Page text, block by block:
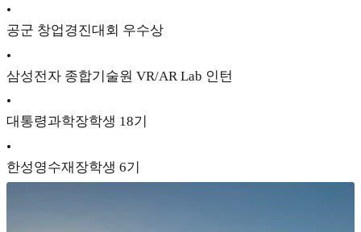
•
공군 창업경진대회 우수상
•
삼성전자 종합기술원 VR/AR Lab 인턴
•
대통령과학장학생 18기
•
한성영수재장학생 6기